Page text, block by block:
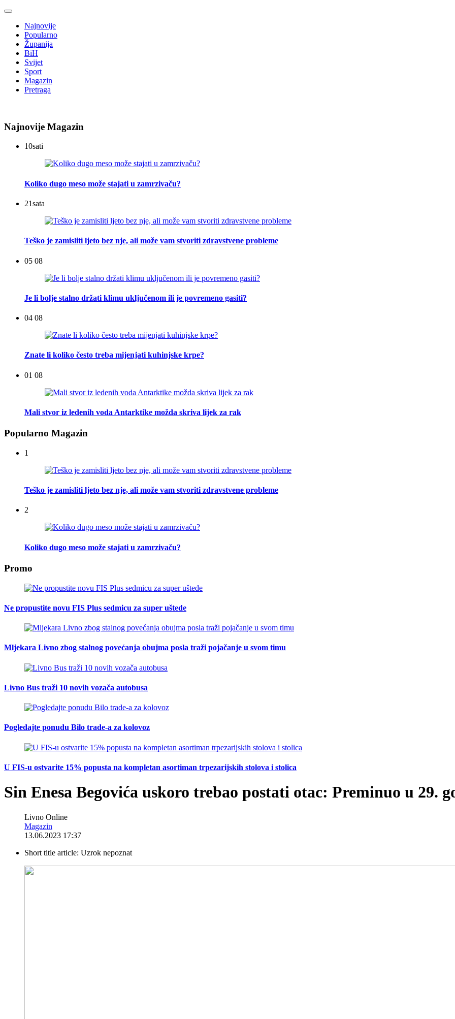
Najnovije
Popularno
Županija
BiH
Svijet
Sport
Magazin
Pretraga
Najnovije Magazin
10sati
Koliko dugo meso može stajati u zamrzivaču?
21sata
Teško je zamisliti ljeto bez nje, ali može vam stvoriti zdravstvene probleme
05 08
Je li bolje stalno držati klimu uključenom ili je povremeno gasiti?
04 08
Znate li koliko često treba mijenjati kuhinjske krpe?
01 08
Mali stvor iz ledenih voda Antarktike možda skriva lijek za rak
Popularno Magazin
1
Teško je zamisliti ljeto bez nje, ali može vam stvoriti zdravstvene probleme
2
Koliko dugo meso može stajati u zamrzivaču?
Promo
Ne propustite novu FIS Plus sedmicu za super uštede
Mljekara Livno zbog stalnog povećanja obujma posla traži pojačanje u svom timu
Livno Bus traži 10 novih vozača autobusa
Pogledajte ponudu Bilo trade-a za kolovoz
U FIS-u ostvarite 15% popusta na kompletan asortiman trpezarijskih stolova i stolica
Sin Enesa Begovića uskoro trebao postati otac: Preminuo u 29.
Livno Online
Magazin
13.06.2023 17:37
Short title article: Uzrok nepoznat